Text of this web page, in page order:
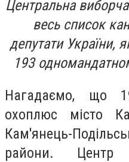
Центральна
весь список
депутати України,
193
Нагадаємо, що
охоплюс місто
Кам'янець-
райони. Центр